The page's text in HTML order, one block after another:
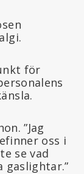
för
”Jag
oss i
se vad
gaslightar.”